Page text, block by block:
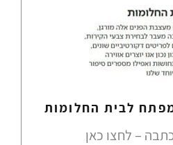
לבית החלומות
– לחצו כאן